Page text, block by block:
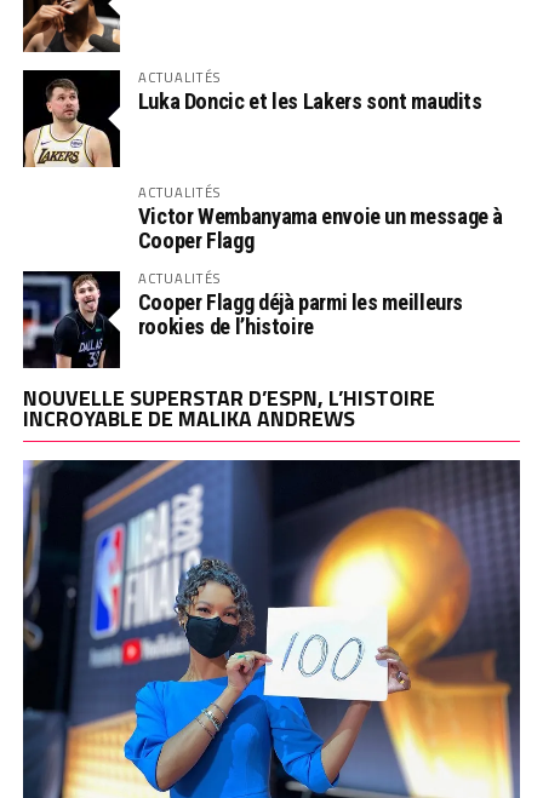
ACTUALITÉS
Luka Doncic et les Lakers sont maudits
ACTUALITÉS
Victor Wembanyama envoie un message à
Cooper Flagg
ACTUALITÉS
Cooper Flagg déjà parmi les meilleurs
rookies de l’histoire
NOUVELLE SUPERSTAR D’ESPN, L’HISTOIRE
INCROYABLE DE MALIKA ANDREWS